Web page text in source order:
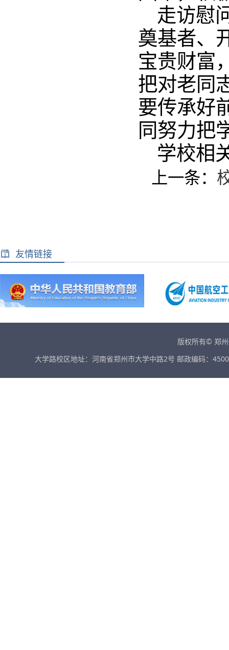
走访慰
奠基者、
宝贵财富
把对老同
要传承好
同努力把
学校相
上一条：
友情链接
版权所有© 郑
大学路校区地址：河南省郑州市大学中路2号 邮政编码：